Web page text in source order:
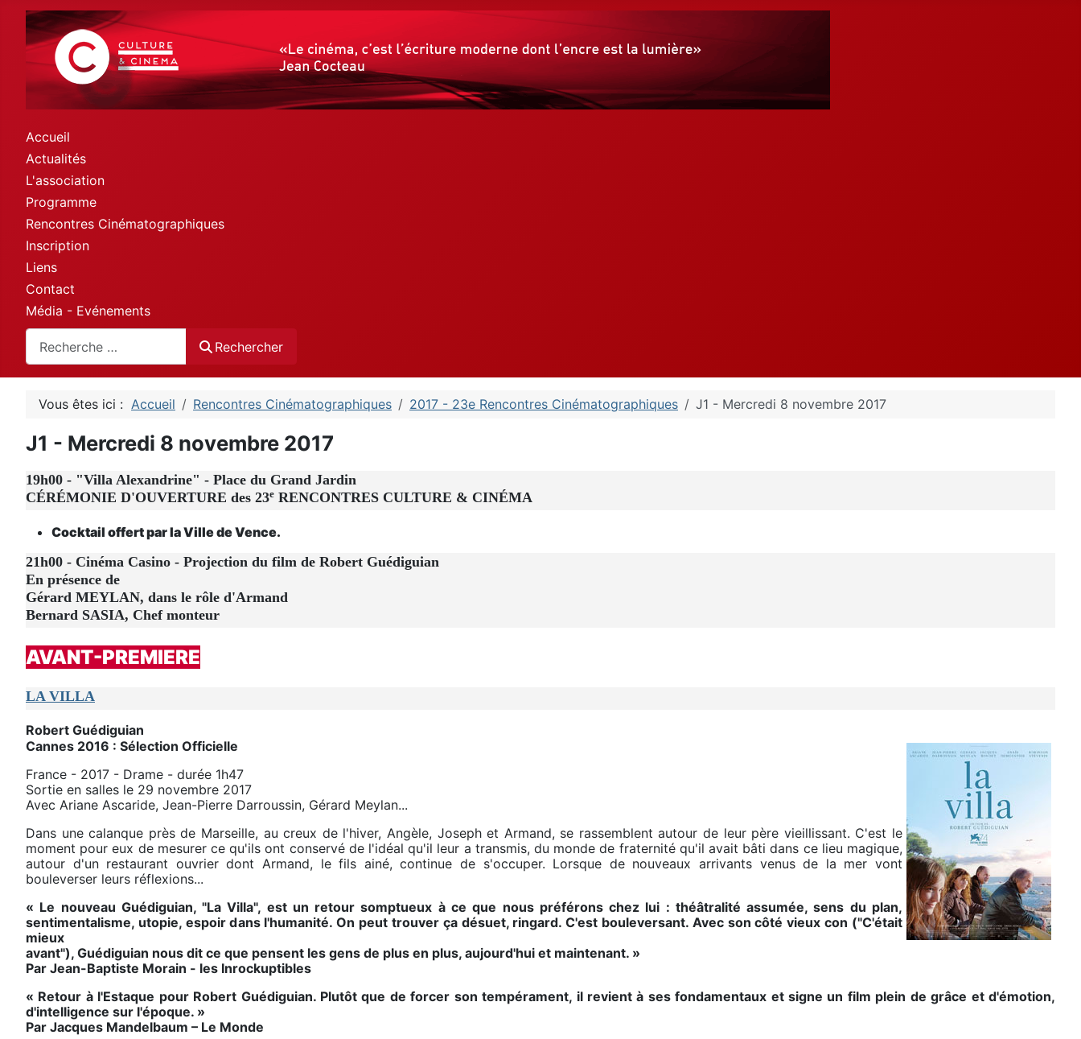
Accueil
Actualités
L'association
Programme
Rencontres Cinématographiques
Inscription
Liens
Contact
Média - Evénements
Rechercher
Vous êtes ici : Accueil Rencontres Cinématographiques 2017 - 23e Rencontres Cinématographiques J1 - Mercredi 8 novembre 2017
J1 - Mercredi 8 novembre 2017
19h00 - "Villa Alexandrine" - Place du Grand Jardin
CÉRÉMONIE D'OUVERTURE des 23e RENCONTRES CULTURE & CINÉMA
Cocktail offert par la Ville de Vence.
21h00 - Cinéma Casino - Projection du film de Robert Guédiguian
En présence de
Gérard MEYLAN, dans le rôle d'Armand
Bernard SASIA, Chef monteur
AVANT-PREMIERE
LA VILLA
Robert Guédiguian
Cannes 2016 : Sélection Officielle
France - 2017 - Drame - durée 1h47
Sortie en salles le 29 novembre 2017
Avec Ariane Ascaride, Jean-Pierre Darroussin, Gérard Meylan...
Dans une calanque près de Marseille, au creux de l'hiver, Angèle, Joseph et Armand, se rassemblent autour de leur père vieillissant. C'est le
moment pour eux de mesurer ce qu'ils ont conservé de l'idéal qu'il leur a transmis, du monde de fraternité qu'il avait bâti dans ce lieu magique,
autour d'un restaurant ouvrier dont Armand, le fils ainé, continue de s'occuper. Lorsque de nouveaux arrivants venus de la mer vont
bouleverser leurs réflexions...
« Le nouveau Guédiguian, "La Villa", est un retour somptueux à ce que nous préférons chez lui : théâtralité assumée, sens du plan,
sentimentalisme, utopie, espoir dans l'humanité. On peut trouver ça désuet, ringard. C'est bouleversant. Avec son côté vieux con ("C'était
mieux
avant"), Guédiguian nous dit ce que pensent les gens de plus en plus, aujourd'hui et maintenant. »
Par Jean-Baptiste Morain - les Inrockuptibles
« Retour à l'Estaque pour Robert Guédiguian. Plutôt que de forcer son tempérament, il revient à ses fondamentaux et signe un film plein de grâce et d'émotion,
d'intelligence sur l'époque. »
Par Jacques Mandelbaum – Le Monde